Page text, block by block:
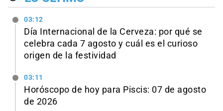
03:12
Día Internacional de la Cerveza: por qué se
celebra cada 7 agosto y cuál es el curioso
origen de la festividad
03:11
Horóscopo de hoy para Piscis: 07 de agosto
de 2026